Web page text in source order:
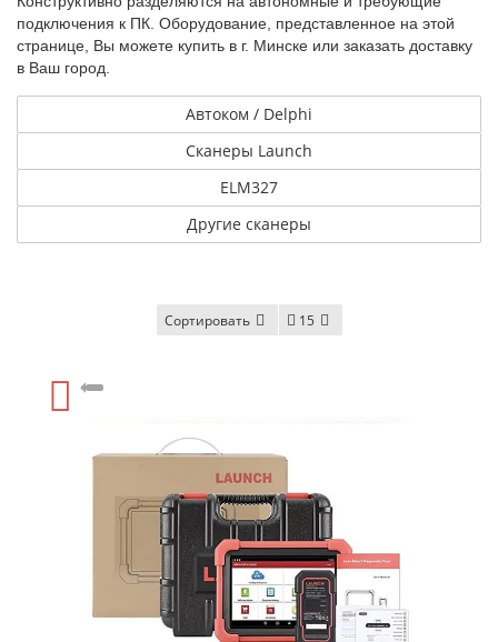
подключения к ПК. Оборудование, представленное на этой
странице, Вы можете купить в г. Минске или заказать доставку
в Ваш город.
Автоком / Delphi
Сканеры Launch
ELM327
Другие сканеры
Сортировать 15